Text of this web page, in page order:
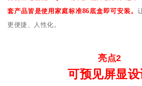
套产品皆是使用家庭标准86底盒即可安装。
更便捷、人性化。
亮点2
可预见屏显